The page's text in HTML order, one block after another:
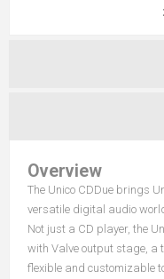
Overview
The Unico CDDue brings
versatile digital audio
Not just a CD player, the
with Valve output stage, a
flexible and customizable